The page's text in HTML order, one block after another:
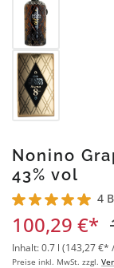
Nonino
43% vol
Durchschnittliche
4
100,29 €*
Inhalt:0.7 l (143,27 €*
Preise inkl. MwSt. zzgl.